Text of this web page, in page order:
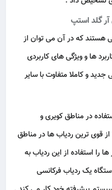
هستند که در آن می توان از
ها و ویژگی های کاربردی
و کاملا متفاوت با سایر
در مناطق کویری و
قوی ترین ردیاب ها در مناطق
ها را استفاده از این ردیاب به
یک ردیاب فرکانسی